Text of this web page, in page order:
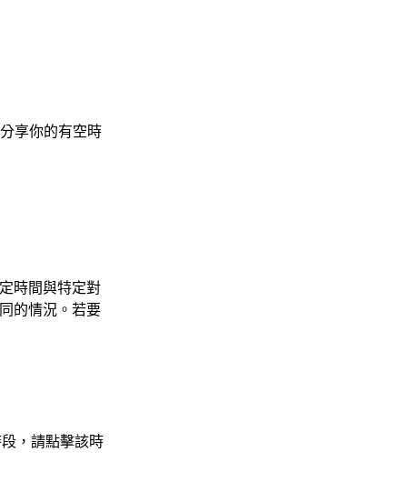
享你的有空時
時間與特定對
的情況。若要
，請點擊該時